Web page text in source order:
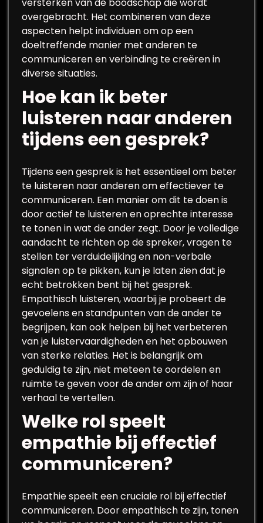
overgebracht. Het combineren van deze
aspecten helpt individuen om op een
doeltreffende manier met anderen te
communiceren en verbinding te creëren in
diverse situaties.
Hoe kan ik beter
luisteren naar anderen
tijdens een gesprek?
Tijdens een gesprek is het essentieel om beter
te luisteren naar anderen om effectiever te
communiceren. Een manier om dit te doen is
door actief te luisteren en oprechte interesse
te tonen in wat de ander zegt. Door je volledige
aandacht te richten op de spreker, vragen te
stellen ter verduidelijking en non-verbale
signalen op te pikken, kun je laten zien dat je
echt betrokken bent bij het gesprek.
Empathisch luisteren, waarbij je probeert de
gevoelens en standpunten van de ander te
begrijpen, kan ook helpen bij het verbeteren
van je luistervaardigheden en het opbouwen
van sterke relaties. Het is belangrijk om
geduldig te zijn, niet meteen te oordelen en
ruimte te geven voor de ander om zijn of haar
verhaal te vertellen.
Welke rol speelt
empathie bij effectief
communiceren?
Empathie speelt een cruciale rol bij effectief
communiceren. Door empathisch te zijn, tonen